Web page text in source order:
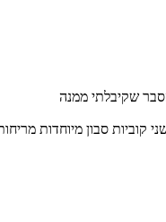
שקיבלתי ממנה
קוביות סבון מיוחדות